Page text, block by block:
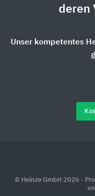
deren
Unser kompetentes
© Heinze GmbH 2026 -